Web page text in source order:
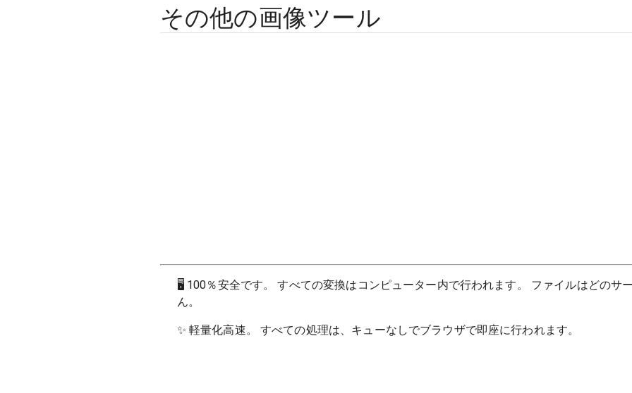
その他の画像ツール
🖥 100％安全です。 すべての変換はコンピューター内で行われます。 ファイルはどのサ
ん。
✨ 軽量化高速。 すべての処理は、キューなしでブラウザで即座に行われます。